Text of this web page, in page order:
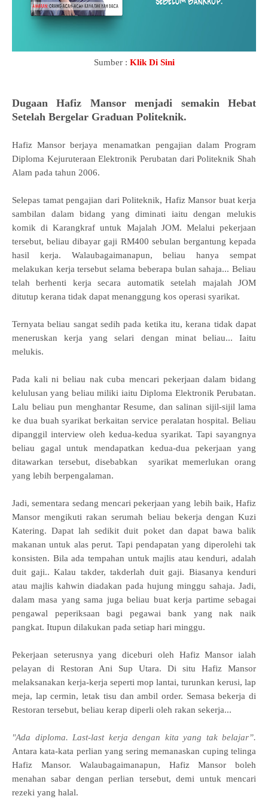
Sumber : Klik Di Sini
Dugaan Hafiz Mansor menjadi semakin Hebat
Setelah Bergelar Graduan Politeknik.
Hafiz Mansor berjaya menamatkan pengajian dalam Program
Diploma Kejuruteraan Elektronik Perubatan dari Politeknik Shah
Alam pada tahun 2006.
Selepas tamat pengajian dari Politeknik, Hafiz Mansor buat kerja
sambilan dalam bidang yang diminati iaitu dengan melukis
komik di Karangkraf untuk Majalah JOM. Melalui pekerjaan
tersebut, beliau dibayar gaji RM400 sebulan bergantung kepada
hasil kerja. Walaubagaimanapun, beliau hanya sempat
melakukan kerja tersebut selama beberapa bulan sahaja... Beliau
telah berhenti kerja secara automatik setelah majalah JOM
ditutup kerana tidak dapat menanggung kos operasi syarikat.
Ternyata beliau sangat sedih pada ketika itu, kerana tidak dapat
meneruskan kerja yang selari dengan minat beliau... Iaitu
melukis.
Pada kali ni beliau nak cuba mencari pekerjaan dalam bidang
kelulusan yang beliau miliki iaitu Diploma Elektronik Perubatan.
Lalu beliau pun menghantar Resume, dan salinan sijil-sijil lama
ke dua buah syarikat berkaitan service peralatan hospital. Beliau
dipanggil interview oleh kedua-kedua syarikat. Tapi sayangnya
beliau gagal untuk mendapatkan kedua-dua pekerjaan yang
ditawarkan tersebut, disebabkan syarikat memerlukan orang
yang lebih berpengalaman.
Jadi, sementara sedang mencari pekerjaan yang lebih baik, Hafiz
Mansor mengikuti rakan serumah beliau bekerja dengan Kuzi
Katering.Dapat lah sedikit duit poket dan dapat bawa balik
makanan untuk alas perut. Tapi pendapatan yang diperolehi tak
konsisten. Bila ada tempahan untuk majlis atau kenduri, adalah
duit gaji.. Kalau takder, takderlah duit gaji. Biasanya kenduri
atau majlis kahwin diadakan pada hujung minggu sahaja. Jadi,
dalam masa yang sama juga beliau buat kerja partime sebagai
pengawal peperiksaan bagi pegawai bank yang nak naik
pangkat. Itupun dilakukan pada setiap hari minggu.
Pekerjaan seterusnya yang diceburi oleh Hafiz Mansor ialah
pelayan di Restoran Ani Sup Utara. Di situ Hafiz Mansor
melaksanakan kerja-kerja seperti mop lantai, turunkan kerusi, lap
meja, lap cermin, letak tisu dan ambil order. Semasa bekerja di
Restoran tersebut, beliau kerap diperli oleh rakan sekerja...
"Ada diploma. Last-last kerja dengan kita yang tak belajar”.
Antara kata-kata perlian yang sering memanaskan cuping telinga
Hafiz Mansor.Walaubagaimanapun, Hafiz Mansor boleh
menahan sabar dengan perlian tersebut, demi untuk mencari
rezeki yang halal.